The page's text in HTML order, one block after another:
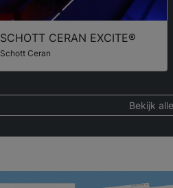
SCHOTT CERAN EXCITE®
Schott Ceran
Bekijk